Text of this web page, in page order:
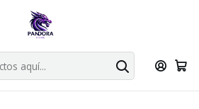
singles superiores a 49.990 el envio es
Explorar singles
cartas TCG Pokémon TCG
de Pokémon